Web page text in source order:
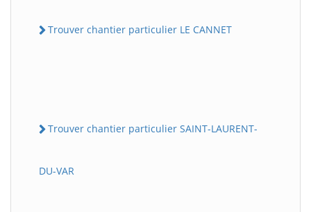
Trouver chantier particulier LE CANNET
Trouver chantier particulier SAINT-LAURENT-
DU-VAR